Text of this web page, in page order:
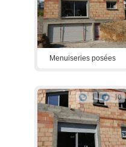
Menuiseries posées
1 10